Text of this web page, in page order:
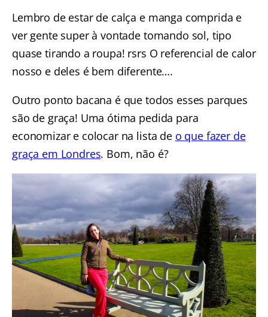
Lembro de estar de calça e manga comprida e
ver gente super à vontade tomando sol, tipo
quase tirando a roupa! rsrs O referencial de calor
nosso e deles é bem diferente….
Outro ponto bacana é que todos esses parques
são de graça! Uma ótima pedida para
economizar e colocar na lista de o que fazer de
graça em Londres. Bom, não é?